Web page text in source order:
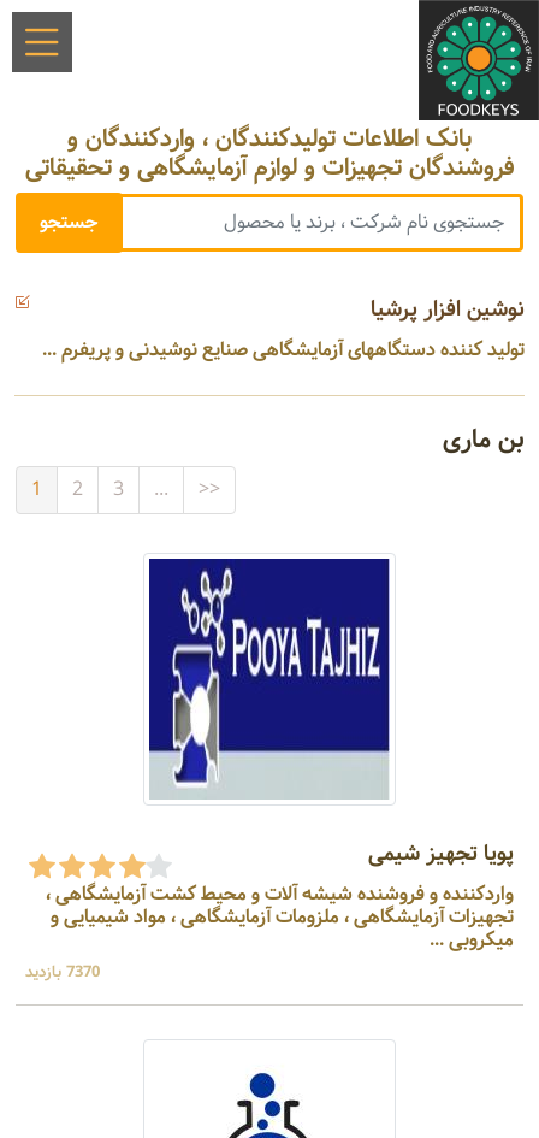
بانک اطلاعات تولیدکنندگان ، واردکنندگان و
فروشندگان تجهیزات و لوازم آزمایشگاهی و تحقیقاتی
نوشین افزار پرشیا
تولید کننده دستگاههای آزمایشگاهی صنایع نوشیدنی و پریفرم ...
بن ماری
1 2 3 ... >>
پویا تجهیز شیمی
واردکننده و فروشنده شیشه آلات و محیط کشت آزمایشگاهی ،
تجهیزات آزمایشگاهی ، ملزومات آزمایشگاهی ، مواد شیمیایی و
میکروبی ...
7370 بازدید